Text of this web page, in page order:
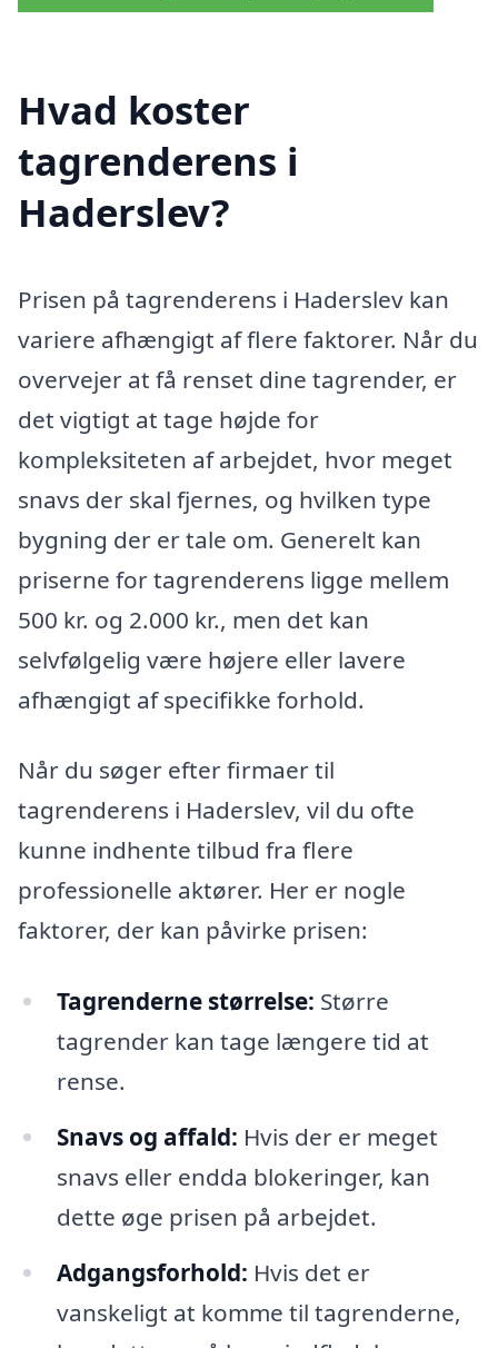
Hvad koster
tagrenderens i
Haderslev?
Prisen på tagrenderens i Haderslev kan
variere afhængigt af flere faktorer. Når du
overvejer at få renset dine tagrender, er
det vigtigt at tage højde for
kompleksiteten af arbejdet, hvor meget
snavs der skal fjernes, og hvilken type
bygning der er tale om. Generelt kan
priserne for tagrenderens ligge mellem
500 kr. og 2.000 kr., men det kan
selvfølgelig være højere eller lavere
afhængigt af specifikke forhold.
Når du søger efter firmaer til
tagrenderens i Haderslev, vil du ofte
kunne indhente tilbud fra flere
professionelle aktører. Her er nogle
faktorer, der kan påvirke prisen:
Tagrenderne størrelse: Større
tagrender kan tage længere tid at
rense.
Snavs og affald: Hvis der er meget
snavs eller endda blokeringer, kan
dette øge prisen på arbejdet.
Adgangsforhold: Hvis det er
vanskeligt at komme til tagrenderne,